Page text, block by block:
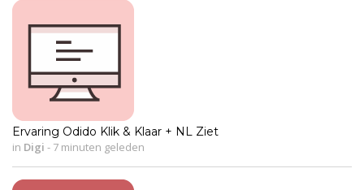
Ervaring Odido Klik & Klaar + NL Ziet
in Digi - 7 minuten geleden